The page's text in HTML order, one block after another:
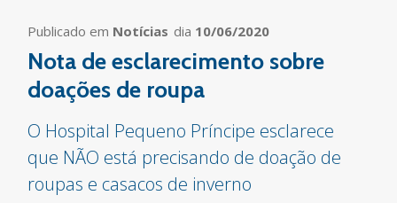
Publicado em Notícias dia 10/06/2020
Nota de esclarecimento sobre
doações de roupa
O Hospital Pequeno Príncipe esclarece
que NÃO está precisando de doação de
roupas e casacos de inverno